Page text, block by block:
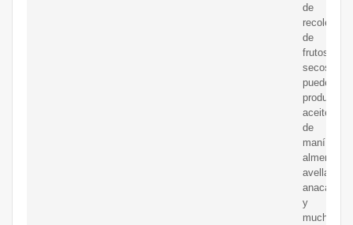
de
de
frutos
secos
puede
producir
aceites
de
maní,
almendras,
avellanas,
anacardos
y
muchos